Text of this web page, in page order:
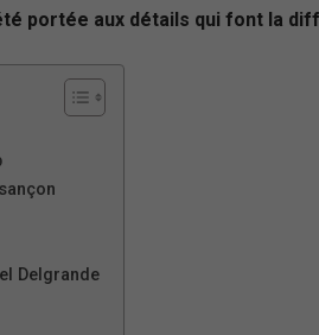
portée aux détails qui font la
Delgrande